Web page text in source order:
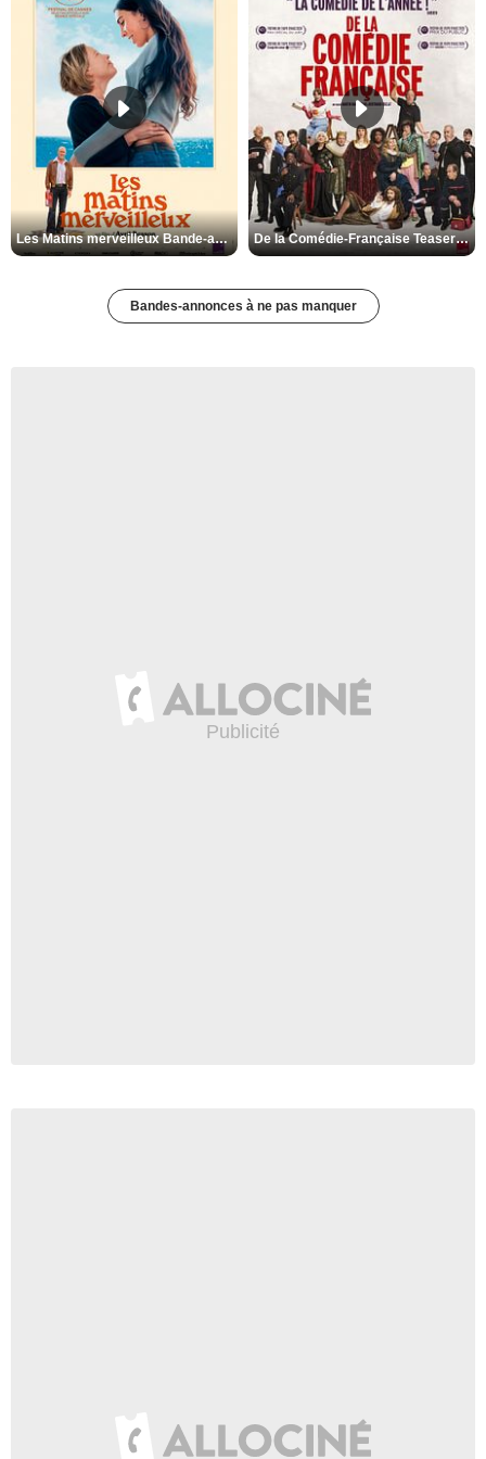
Les Matins merveilleux Bande-annonce VF De la Comédie-Française Teaser VF
Bandes-annonces à ne pas manquer